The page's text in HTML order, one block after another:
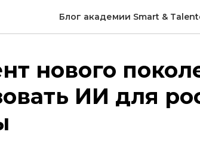
Блог академии Smart &
нового
ИИ для